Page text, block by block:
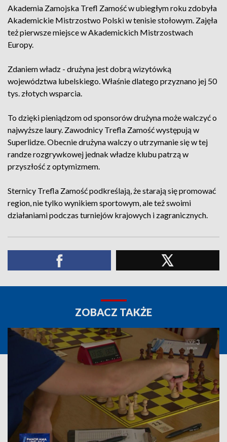
Akademia Zamojska Trefl Zamość w ubiegłym roku zdobyła
Akademickie Mistrzostwo Polski w tenisie stołowym. Zajęła
też pierwsze miejsce w Akademickich Mistrzostwach
Europy.
Zdaniem władz - drużyna jest dobrą wizytówką
województwa lubelskiego. Właśnie dlatego przyznano jej 50
tys. złotych wsparcia.
To dzięki pieniądzom od sponsorów drużyna może walczyć o
najwyższe laury. Zawodnicy Trefla Zamość występują w
Superlidze. Obecnie drużyna walczy o utrzymanie się w tej
randze rozgrywkowej jednak władze klubu patrzą w
przyszłość z optymizmem.
Sternicy Trefla Zamość podkreślają, że starają się promować
region, nie tylko wynikiem sportowym, ale też swoimi
działaniami podczas turniejów krajowych i zagranicznych.
ZOBACZ TAKŻE